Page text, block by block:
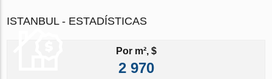
ISTANBUL - ESTADÍSTICAS
Por m², $
2 970